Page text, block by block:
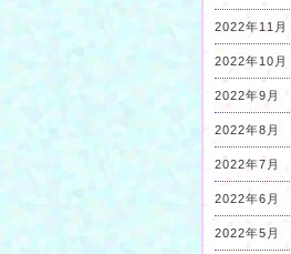
2022年11月
2022年10月
2022年9月
2022年8月
2022年7月
2022年6月
2022年5月